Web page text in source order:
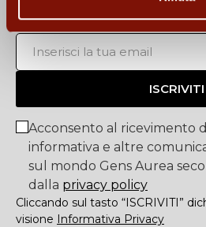
Iscriviti alla newsletter
ISCRIVITI
Acconsento al ricevimento
informativa e altre
sul mondo Gens Aurea
dalla privacy policy
Cliccando sul tasto “ISCRIVITI”
visione Informativa Privacy